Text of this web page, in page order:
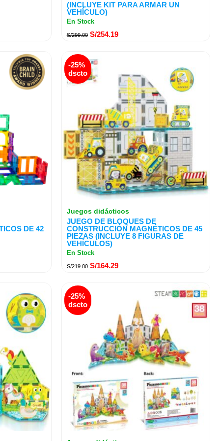
(INCLUYE KIT PARA ARMAR UN
VEHÍCULO)
En Stock
S/299.00 S/254.19
DE 42
-25%
dscto
Juegos didácticos
JUEGO DE BLOQUES DE
CONSTRUCCIÓN MAGNÉTICOS DE 45
PIEZAS (INCLUYE 8 FIGURAS DE
VEHÍCULOS)
En Stock
S/219.00
precio
original
S/219.00.
S/164.29
actual
es:
S/164.29.
-25%
dscto
precio
original
S/219.00.
actual
es:
S/164.29.